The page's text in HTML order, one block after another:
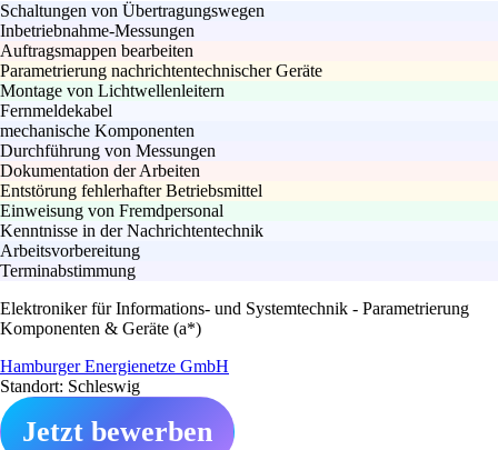
Schaltungen von Übertragungswegen
Inbetriebnahme-Messungen
Auftragsmappen bearbeiten
Parametrierung nachrichtentechnischer Geräte
Montage von Lichtwellenleitern
Fernmeldekabel
mechanische Komponenten
Durchführung von Messungen
Dokumentation der Arbeiten
Entstörung fehlerhafter Betriebsmittel
Einweisung von Fremdpersonal
Kenntnisse in der Nachrichtentechnik
Arbeitsvorbereitung
Terminabstimmung
Elektroniker für Informations- und Systemtechnik - Parametrierung
Komponenten & Geräte (a*)
Hamburger Energienetze GmbH
Standort: Schleswig
Jetzt bewerben